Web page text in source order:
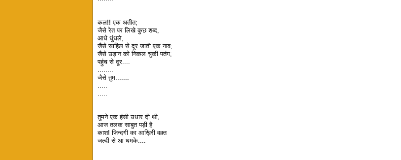
कल!! एक अतीत;
जैसे रेत पर लिखे कुछ शब्द,
आधे धुंधले,
जैसे साहिल से दूर जाती एक नाव;
जैसे उड़ान को निकल चुकी पतंग;
पहुंच से दूर....
जैसे तुम.......
तुमने एक हंसी उधार दी थी,
आज तलक साबुत पड़ी है
काश! जिन्दगी का आख़िरी वक़्त
जल्दी से आ धमके....